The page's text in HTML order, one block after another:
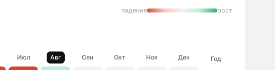
падение рост
Июл Авг Сен Окт Ноя Дек Год